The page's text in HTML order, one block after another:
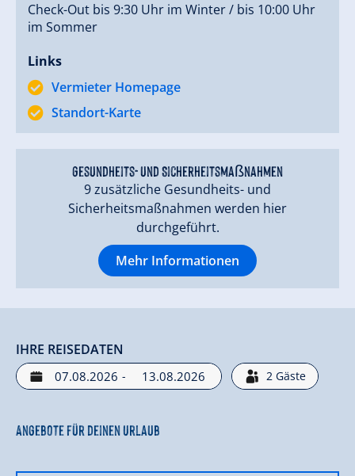
Check-Out bis 9:30 Uhr im Winter / bis 10:00 Uhr
im Sommer
Links
Vermieter Homepage
Standort-Karte
Gesundheits- und Sicherheitsmaßnahmen
9 zusätzliche Gesundheits- und
Sicherheitsmaßnahmen werden hier
durchgeführt.
Mehr Informationen
IHRE REISEDATEN
- 2 Gäste
Angebote für deinen Urlaub